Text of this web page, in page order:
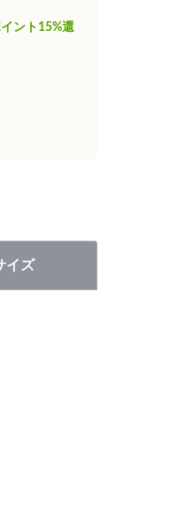
ント15%還
イズ